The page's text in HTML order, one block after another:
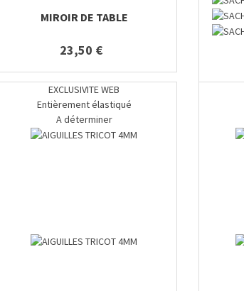
MIROIR DE TABLE
23,50 €
EXCLUSIVITE WEB
Entièrement élastiqué
A déterminer